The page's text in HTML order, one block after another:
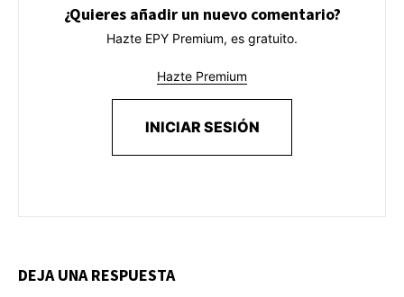
¿Quieres añadir un nuevo comentario?
Hazte EPY Premium, es gratuito.
Hazte Premium
INICIAR SESIÓN
DEJA UNA RESPUESTA